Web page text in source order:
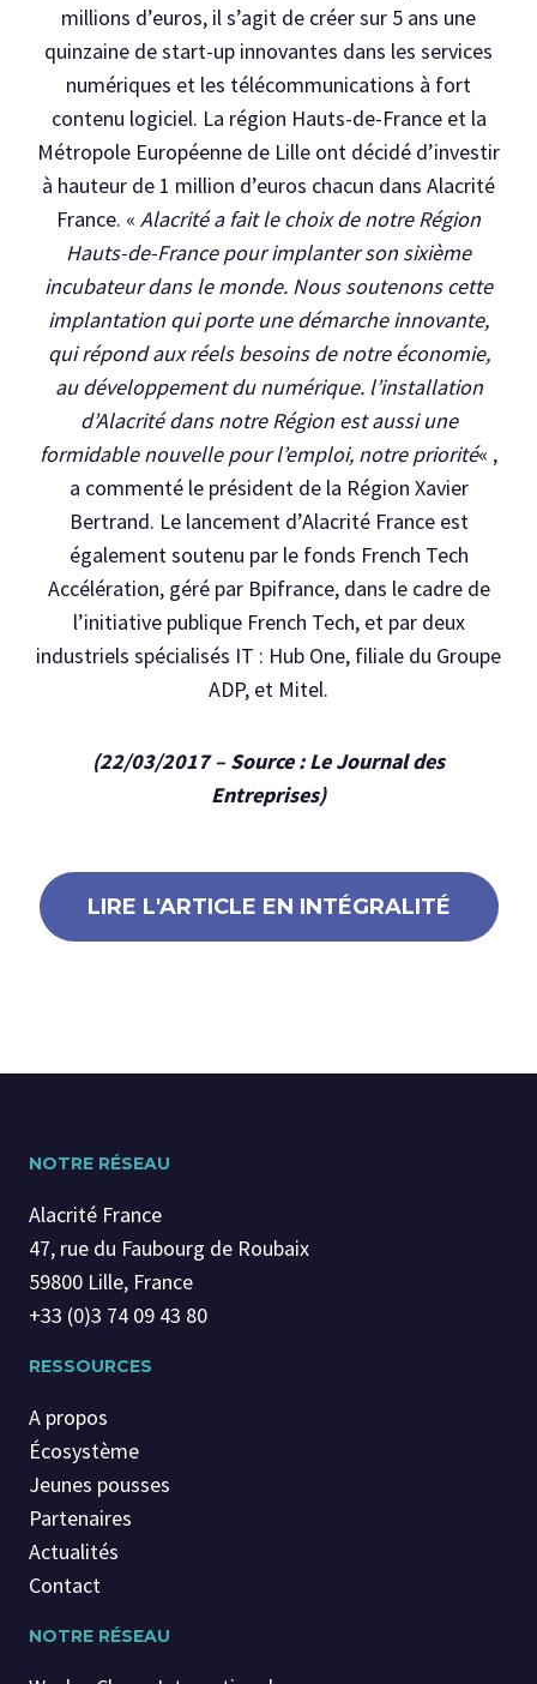
millions d’euros, il s’agit de créer sur 5 ans une
quinzaine de start-up innovantes dans les services
numériques et les télécommunications à fort
contenu logiciel. La région Hauts-de-France et la
Métropole Européenne de Lille ont décidé d’investir
à hauteur de 1 million d’euros chacun dans Alacrité
France. « Alacrité a fait le choix de notre Région
Hauts-de-France pour implanter son sixième
incubateur dans le monde. Nous soutenons cette
implantation qui porte une démarche innovante,
qui répond aux réels besoins de notre économie,
au développement du numérique. l’installation
d’Alacrité dans notre Région est aussi une
formidable nouvelle pour l’emploi, notre priorité« ,
a commenté le président de la Région Xavier
Bertrand. Le lancement d’Alacrité France est
également soutenu par le fonds French Tech
Accélération, géré par Bpifrance, dans le cadre de
l’initiative publique French Tech, et par deux
industriels spécialisés IT : Hub One, filiale du Groupe
ADP, et Mitel.
(22/03/2017 – Source : Le Journal des
Entreprises)
LIRE L'ARTICLE EN INTÉGRALITÉ
NOTRE RÉSEAU
Alacrité France
47, rue du Faubourg de Roubaix
59800 Lille, France
+33 (0)3 74 09 43 80
RESSOURCES
A propos
Écosystème
Jeunes pousses
Partenaires
Actualités
Contact
NOTRE RÉSEAU